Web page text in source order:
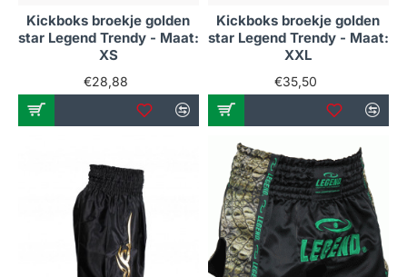
Kickboks broekje golden
star Legend Trendy - Maat:
XS
€28,88
Kickboks broekje golden
star Legend Trendy - Maat:
XXL
€35,50